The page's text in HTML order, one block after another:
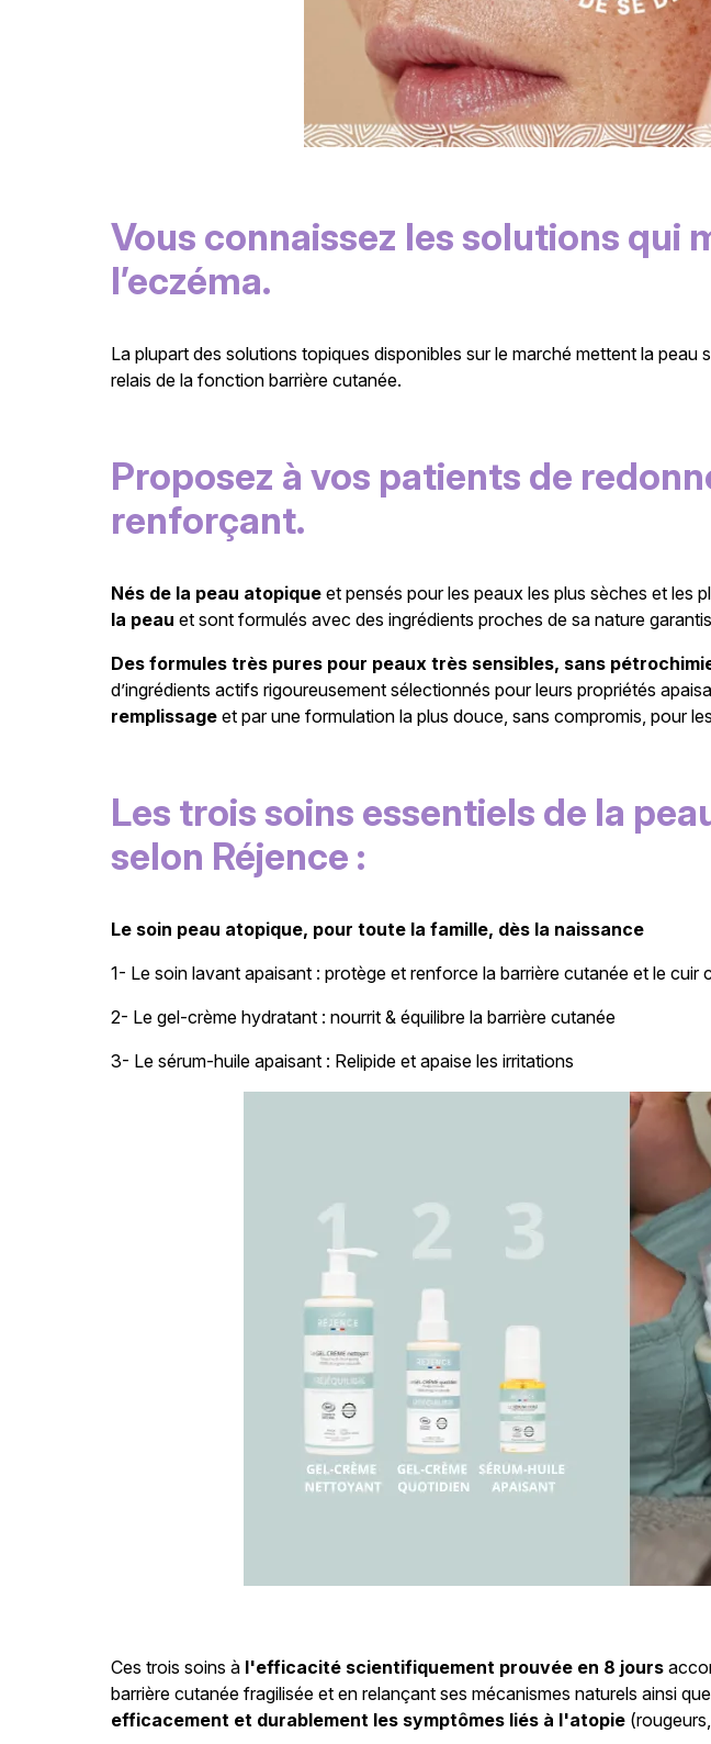
Vous connaissez les solutions qui
l’eczéma.
La plupart des solutions topiques disponibles sur le marché mettent la
relais de la fonction barrière cutanée.
Proposez à vos patients de
renforçant.
Nés de la peau atopiqueet pensés pour les peaux les plus sèches et les
la peau et sont formulés avec des ingrédients proches de sa nature
Des formules très pures pour peaux très sensibles, sans
d’ingrédients actifs rigoureusement sélectionnés pour leurs propriétés
remplissageet par une formulation la plus douce, sans compromis, pour
Les trois soins essentiels de la
selon Réjence :
Le soin peau atopique, pour toute la famille, dès la naissance
1- Le soin lavant apaisant : protège et renforce la barrière cutanée et le cuir
2- Le gel-crème hydratant : nourrit & équilibre la barrière cutanée
3- Le sérum-huile apaisant : Relipide et apaise les irritations
Ces trois soins à l'efficacité scientifiquement prouvée en 8 jours
barrière cutanée fragilisée et en relançant ses mécanismes naturels ainsi
efficacement et durablement les symptômes liés à l'atopie